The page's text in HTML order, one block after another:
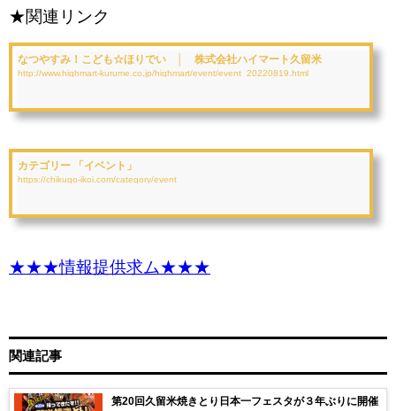
★関連リンク
なつやすみ！こども☆ほりでい │ 株式会社ハイマート久留米
http://www.highmart-kurume.co.jp/highmart/event/event_20220819.html
カテゴリー 「イベント」
https://chikugo-ikoi.com/category/event
★★★情報提供求ム★★★
関連記事
第20回久留米焼きとり日本一フェスタが３年ぶりに開催